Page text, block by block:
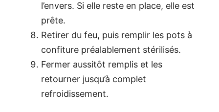
l’envers. Si elle reste en place, elle est
prête.
Retirer du feu, puis remplir les pots à
confiture préalablement stérilisés.
Fermer aussitôt remplis et les
retourner jusqu’à complet
refroidissement.